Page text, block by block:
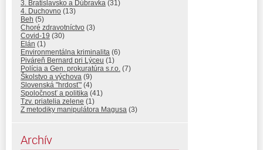
3. Bratislavsko a Dúbravka (31)
4. Duchovno (13)
Beh (5)
Choré zdravotníctvo (3)
Covid-19 (30)
Elán (1)
Environmentálna kriminalita (6)
Piváreň Bernard pri Lýceu (1)
Polícia a Gen. prokuratúra s.r.o. (7)
Školstvo a výchova (9)
Slovenská "hrdosť" (4)
Spoločnosť a politika (41)
Tzv. priatelia zelene (1)
Z metodiky manipulátora Magusa (3)
Archív